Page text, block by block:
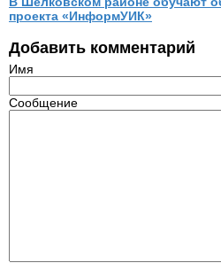
проекта «ИнформУИК»
Добавить комментарий
Имя
Сообщение